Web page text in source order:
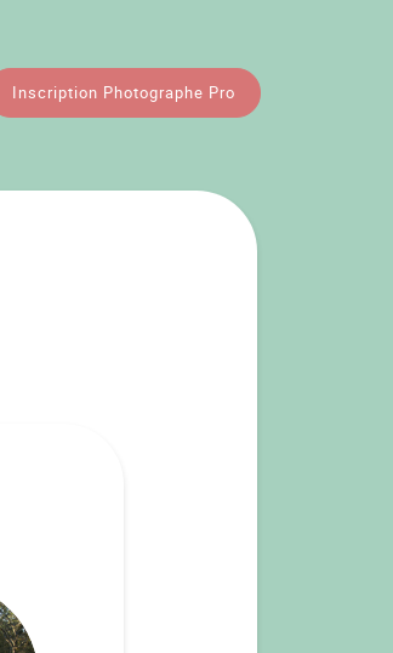
Inscription Photographe Pro